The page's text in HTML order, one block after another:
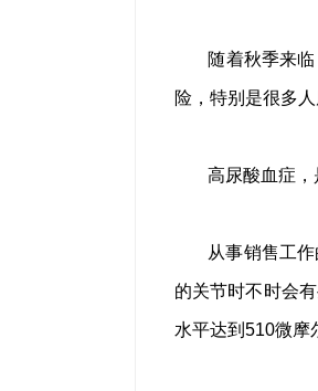
随着秋季来
险，特别是很多
高尿酸血症，
从事销售工
的关节时不时会
水平达到510微摩